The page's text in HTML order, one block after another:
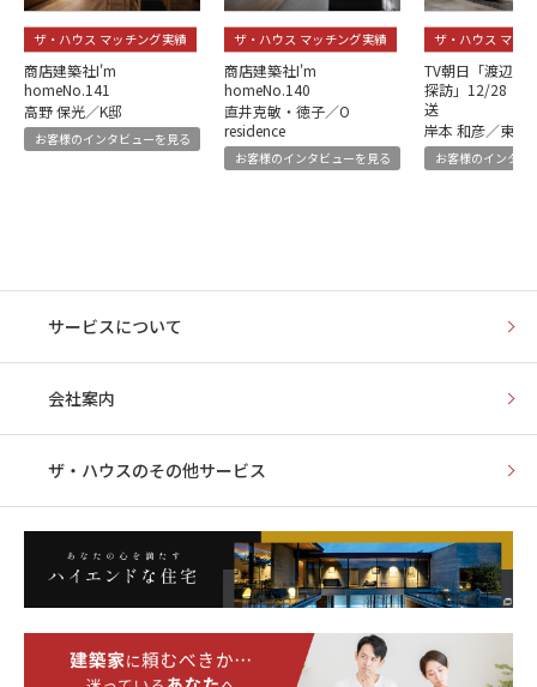
ザ・ハウス マッチング実績
商店建築社I'm
homeNo.141
高野 保光／K邸
お客様のインタビューを見る
ザ・ハウス マッチング実績
商店建築社I'm
homeNo.140
直井克敏・徳子／O
residence
お客様のインタビューを見る
ザ・ハウス マッ
TV朝日「渡辺篤
探訪」12/28（
送
岸本 和彦／東京
お客様のインタビ
サービスについて
会社案内
ザ・ハウスのその他サービス